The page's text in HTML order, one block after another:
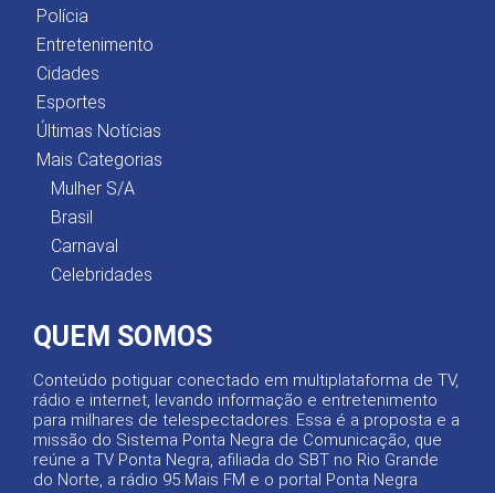
Polícia
Entretenimento
Cidades
Esportes
Últimas Notícias
Mais Categorias
Mulher S/A
Brasil
Carnaval
Celebridades
QUEM SOMOS
Conteúdo potiguar conectado em multiplataforma de TV,
rádio e internet, levando informação e entretenimento
para milhares de telespectadores. Essa é a proposta e a
missão do Sistema Ponta Negra de Comunicação, que
reúne a TV Ponta Negra, afiliada do SBT no Rio Grande
do Norte, a rádio 95 Mais FM e o portal Ponta Negra